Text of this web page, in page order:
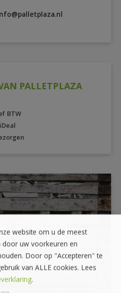
PALLETPLAZA
BTW
OPHALEN BIJ
na bestellen via onze
website om u de meest
uw voorkeuren en
Door op "Accepteren" te
van ALLE cookies. Lees
.